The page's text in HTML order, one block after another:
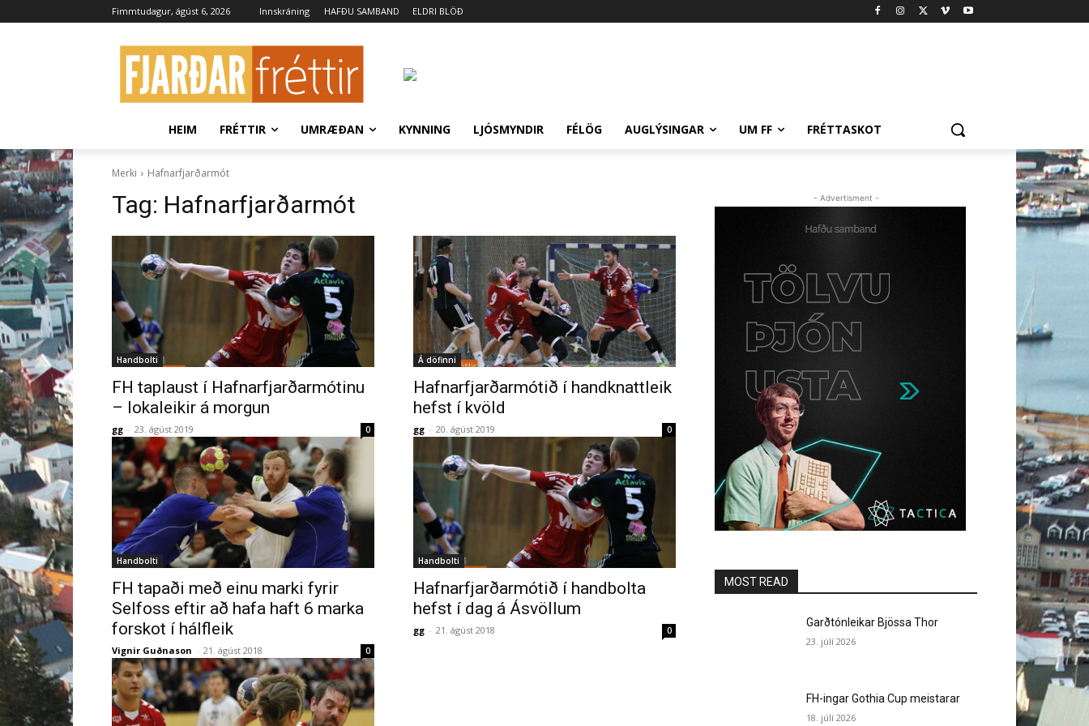
Fimmtudagur, ágúst 6, 2026 Innskráning HAFÐU SAMBAND ELDRI BLÖÐ
HEIM FRÉTTIR UMRÆÐAN KYNNING LJÓSMYNDIR FÉLÖG AUGLÝSINGAR UM FF FRÉTTASKOT
Merki Hafnarfjarðarmót
Tag: Hafnarfjarðarmót
Handbolti
FH taplaust í Hafnarfjarðarmótinu
– lokaleikir á morgun
gg - 23. ágúst 2019 0
Á döfinni
Hafnarfjarðarmótið í handknattleik
hefst í kvöld
gg - 20. ágúst 2019 0
Handbolti
FH tapaði með einu marki fyrir
Selfoss eftir að hafa haft 6 marka
forskot í hálfleik
Vignir Guðnason - 21. ágúst 2018 0
Handbolti
Hafnarfjarðarmótið í handbolta
hefst í dag á Ásvöllum
gg - 21. ágúst 2018 0
- Advertisment -
MOST READ
Garðtónleikar Bjössa Thor
23. júlí 2026
FH-ingar Gothia Cup meistarar
18. júlí 2026